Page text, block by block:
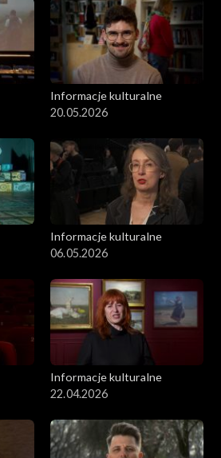
Informacje kulturalne
20.05.2026
Informacje kulturalne
06.05.2026
Informacje kulturalne
22.04.2026